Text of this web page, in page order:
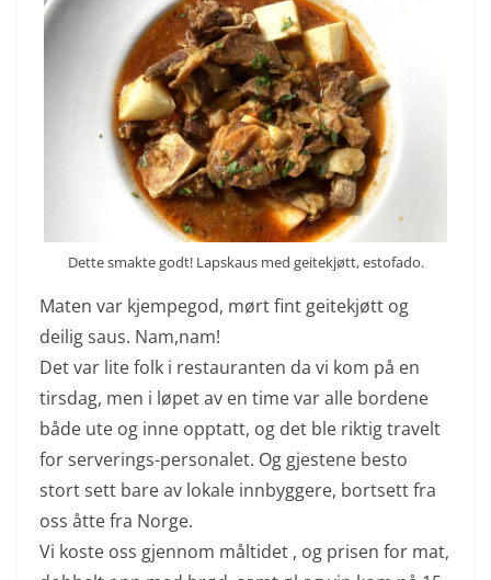
Dette smakte godt! Lapskaus med geitekjøtt, estofado.
Maten var kjempegod, mørt fint geitekjøtt og
deilig saus. Nam,nam!
Det var lite folk i restauranten da vi kom på en
tirsdag, men i løpet av en time var alle bordene
både ute og inne opptatt, og det ble riktig travelt
for serverings-personalet. Og gjestene besto
stort sett bare av lokale innbyggere, bortsett fra
oss åtte fra Norge.
Vi koste oss gjennom måltidet , og prisen for mat,